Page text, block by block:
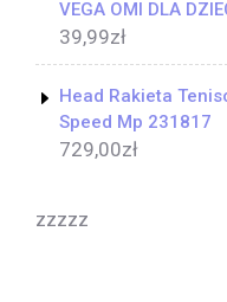
VEGA OMI DLA
39,99zł
Head Rakieta
Speed Mp 231817
729,00zł
zzzzz